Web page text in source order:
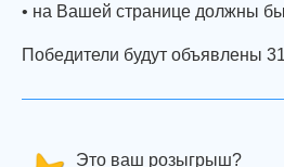
• на Вашей странице должны
Победители будут объявлены
Это ваш розыгрыш?